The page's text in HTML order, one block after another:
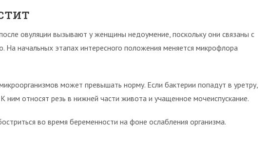
овуляции вызывают у женщины недоумение, поскольку они связаны с
На начальных этапах интересного положения меняется микрофлора
может превышать норму. Если бактерии попадут в уретру,
ним относят резь в нижней части живота и учащенное мочеиспускание.
во время беременности на фоне ослабления организма.